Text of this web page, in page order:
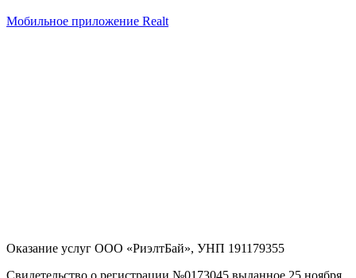
Мобильное приложение Realt
Оказание услуг ООО «РиэлтБай», УНП 191179355
Свидетельство о регистрации №0173045 выданное 25 ноября